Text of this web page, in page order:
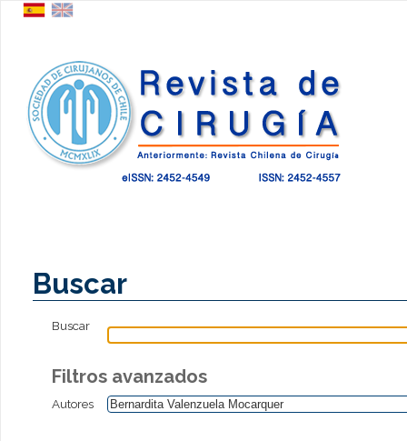
Buscar
Buscar
Filtros avanzados
Autores